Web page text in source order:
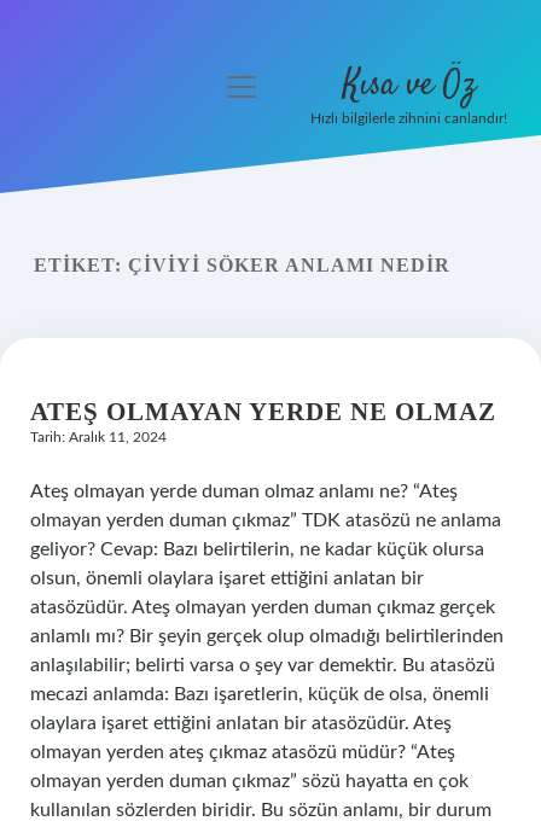
Yasal Uyarı
menüyü
Kısa ve Öz
Hızlı bilgilerle zihnini canlandır!
ETIKET: ÇIVIYI SÖKER ANLAMI NEDIR
ATEŞ OLMAYAN YERDE NE OLMAZ
Tarih: Aralık 11, 2024
Ateş olmayan yerde duman olmaz anlamı ne? “Ateş
olmayan yerden duman çıkmaz” TDK atasözü ne anlama
geliyor? Cevap: Bazı belirtilerin, ne kadar küçük olursa
olsun, önemli olaylara işaret ettiğini anlatan bir
atasözüdür. Ateş olmayan yerden duman çıkmaz gerçek
anlamlı mı? Bir şeyin gerçek olup olmadığı belirtilerinden
anlaşılabilir; belirti varsa o şey var demektir. Bu atasözü
mecazi anlamda: Bazı işaretlerin, küçük de olsa, önemli
olaylara işaret ettiğini anlatan bir atasözüdür. Ateş
olmayan yerden ateş çıkmaz atasözü müdür? “Ateş
olmayan yerden duman çıkmaz” sözü hayatta en çok
kullanılan sözlerden biridir. Bu sözün anlamı, bir durum